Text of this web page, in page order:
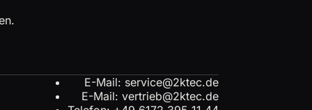
E-Mail: service@2ktec.de
E-Mail: vertrieb@2ktec.de